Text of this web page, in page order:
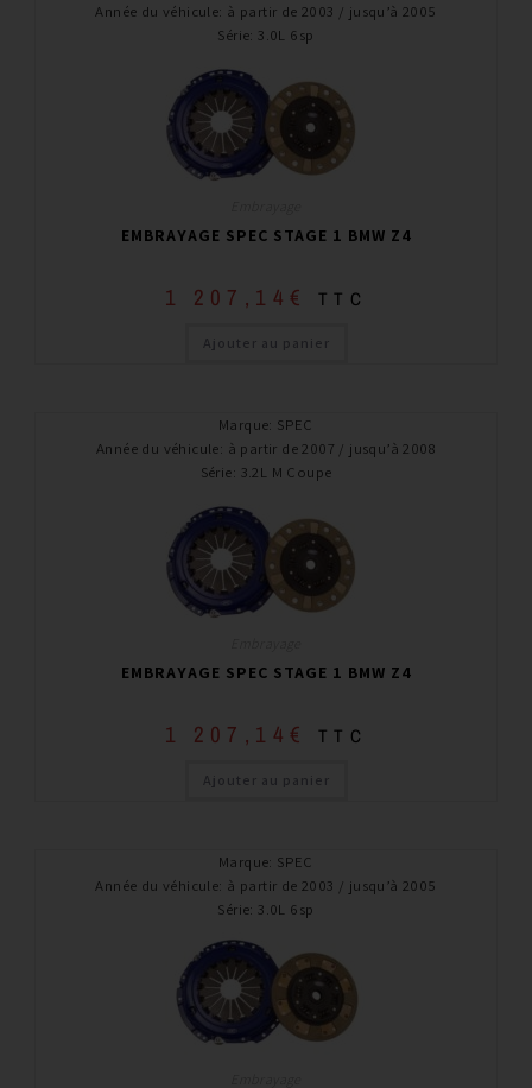
Année du véhicule: à partir de 2003 / jusqu’à 2005
Série: 3.0L 6sp
EMBRAYAGE SPEC STAGE 1 BMW Z4
1 207,14 € TTC
Ajouter au panier
Marque: SPEC
Année du véhicule: à partir de 2007 / jusqu’à 2008
Série: 3.2L M Coupe
EMBRAYAGE SPEC STAGE 1 BMW Z4
1 207,14 € TTC
Ajouter au panier
Marque: SPEC
Année du véhicule: à partir de 2003 / jusqu’à 2005
Série: 3.0L 6sp